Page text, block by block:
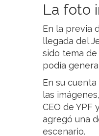
La foto
En la previa
llegada del
sido tema
podía
En su
las
CEO de YPF
agregó una
escenario.